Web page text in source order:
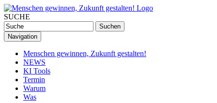
SUCHE
Navigation
Menschen gewinnen, Zukunft gestalten!
NEWS
KI Tools
Termin
Warum
Was